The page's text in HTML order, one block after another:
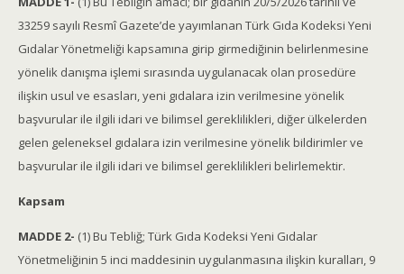
33259 sayılı Resmî Gazete’de yayımlanan Türk Gıda Kodeksi Yeni
Gıdalar Yönetmeliği kapsamına girip girmediğinin belirlenmesine
yönelik danışma işlemi sırasında uygulanacak olan prosedüre
ilişkin usul ve esasları, yeni gıdalara izin verilmesine yönelik
başvurular ile ilgili idari ve bilimsel gereklilikleri, diğer ülkelerden
gelen geleneksel gıdalara izin verilmesine yönelik bildirimler ve
başvurular ile ilgili idari ve bilimsel gereklilikleri belirlemektir.
Kapsam
MADDE 2- (1) Bu Tebliğ; Türk Gıda Kodeksi Yeni Gıdalar
Yönetmeliğinin 5 inci maddesinin uygulanmasına ilişkin kuralları, 9